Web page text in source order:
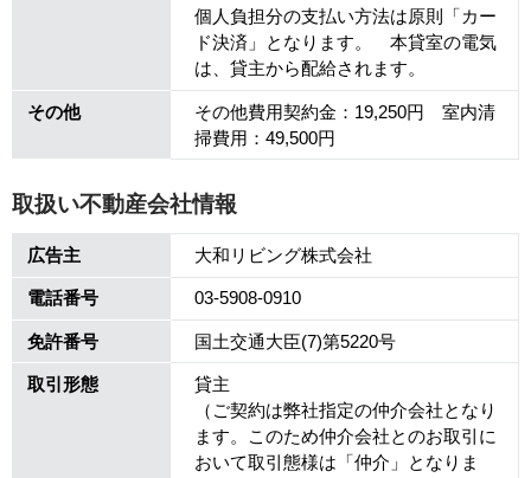
個人負担分の支払い方法は原則「カー
ド決済」となります。 本貸室の電気
は、貸主から配給されます。
その他
その他費用契約金：19,250円 室内清
掃費用：49,500円
取扱い不動産会社情報
広告主 大和リビング株式会社
電話番号 03-5908-0910
免許番号 国土交通大臣(7)第5220号
取引形態
貸主
（ご契約は弊社指定の仲介会社となり
ます。このため仲介会社とのお取引に
おいて取引態様は「仲介」となりま